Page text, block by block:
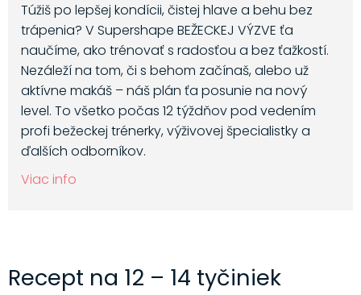
Túžiš po lepšej kondícii, čistej hlave a behu bez
trápenia? V Supershape BEŽECKEJ VÝZVE ťa
naučíme, ako trénovať s radosťou a bez ťažkostí.
Nezáleží na tom, či s behom začínaš, alebo už
aktívne makáš – náš plán ťa posunie na nový
level. To všetko počas 12 týždňov pod vedením
profi bežeckej trénerky, výživovej špecialistky a
ďalších odborníkov.
Viac info
Recept na 12 – 14 tyčiniek